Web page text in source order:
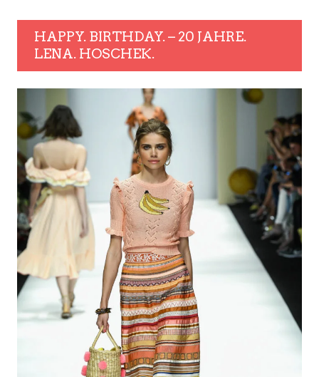
HAPPY. BIRTHDAY. – 20 JAHRE.
LENA. HOSCHEK.